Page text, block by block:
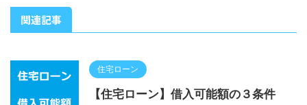
関連記事
住宅ローン
【住宅ローン】借入可能額の３条件